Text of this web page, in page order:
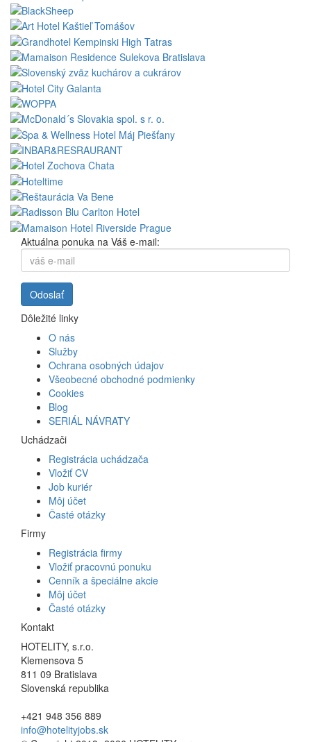
Aktuálna ponuka na Váš e-mail:
Dôležité linky
O nás
Služby
Ochrana osobných údajov
Všeobecné obchodné podmienky
Cookies
Blog
SERIÁL NÁVRATY
Uchádzači
Registrácia uchádzača
Vložiť CV
Job kuriér
Môj účet
Časté otázky
Firmy
Registrácia firmy
Vložiť pracovnú ponuku
Cenník a špeciálne akcie
Môj účet
Časté otázky
Kontakt
HOTELITY, s.r.o.
Klemensova 5
811 09 Bratislava
Slovenská republika
+421 948 356 889
info@hotelityjobs.sk